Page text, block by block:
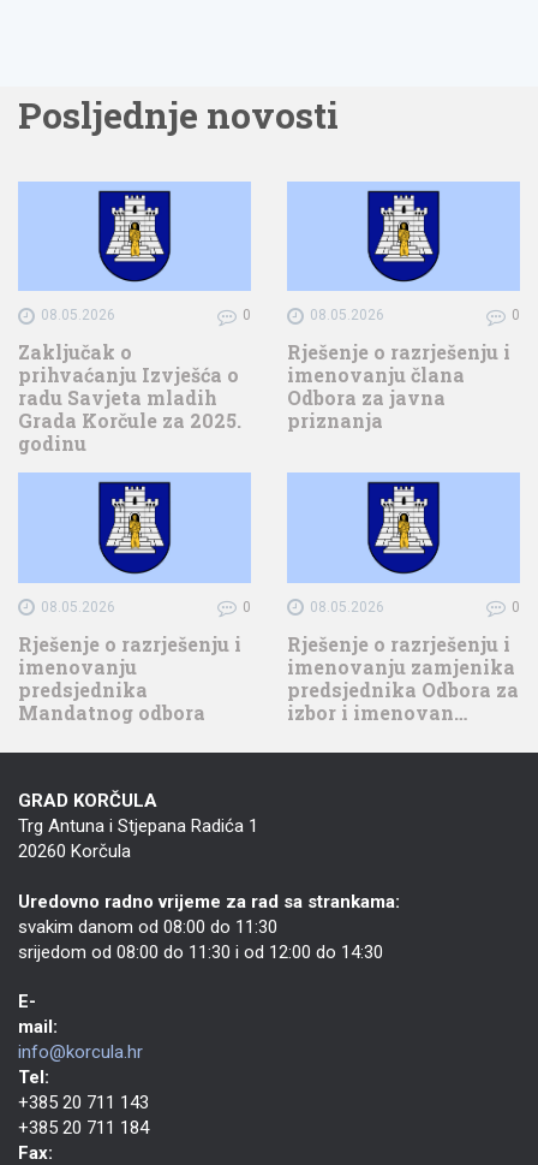
Posljednje novosti
08.05.2026 0
Zaključak o
prihvaćanju Izvješća o
radu Savjeta mladih
Grada Korčule za 2025.
godinu
08.05.2026 0
Rješenje o razrješenju i
imenovanju člana
Odbora za javna
priznanja
08.05.2026 0
Rješenje o razrješenju i
imenovanju
predsjednika
Mandatnog odbora
08.05.2026 0
Rješenje o razrješenju i
imenovanju zamjenika
predsjednika Odbora za
izbor i imenovan…
GRAD KORČULA
Trg Antuna i Stjepana Radića 1
20260 Korčula
Uredovno radno vrijeme za rad sa strankama:
svakim danom od 08:00 do 11:30
srijedom od 08:00 do 11:30 i od 12:00 do 14:30
E-
mail:
info@korcula.hr
Tel:
+385 20 711 143
+385 20 711 184
Fax: